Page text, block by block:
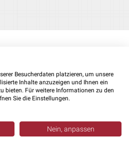
Inventor &
Besucherdaten platzieren, um unsere
Inhalte anzuzeigen und Ihnen ein
bieten. Für weitere Informationen zu den
Sie die Einstellungen.
Nein, anpassen